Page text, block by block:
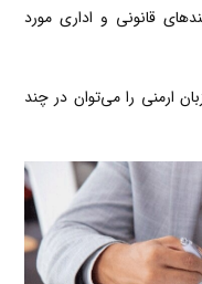
قانونی و اداری مورد
ارمنی را می‌توان در چند